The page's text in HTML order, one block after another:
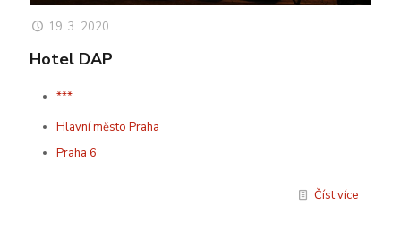
19. 3. 2020
Hotel DAP
***
Hlavní město Praha
Praha 6
Číst více